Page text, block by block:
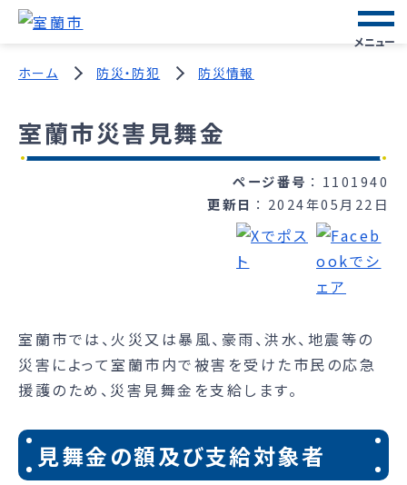
メニュー
ホーム 防災・防犯 防災情報
室蘭市災害見舞金
ページ番号
1101940
更新日
2024年05月22日
室蘭市では、火災又は暴風、豪雨、洪水、地震等の
災害によって室蘭市内で被害を受けた市民の応急
援護のため、災害見舞金を支給します。
見舞金の額及び支給対象者